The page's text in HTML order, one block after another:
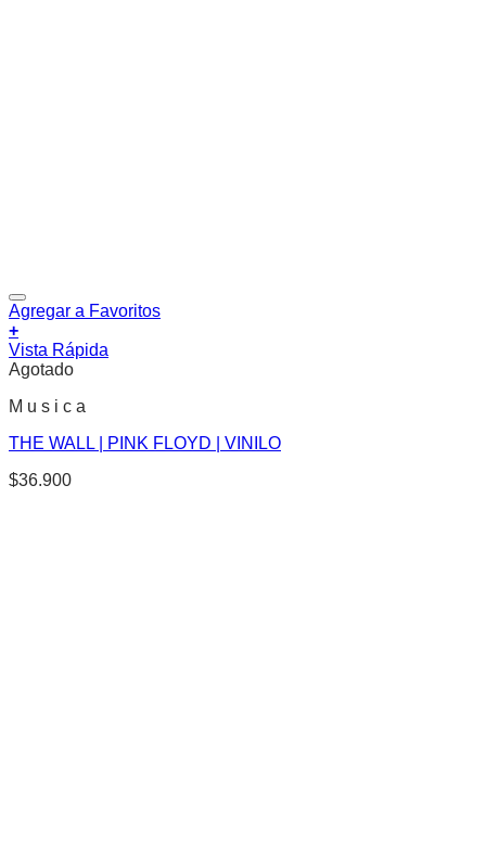
Agregar a Favoritos
+
Vista Rápida
Agotado
M u s i c a
THE WALL | PINK FLOYD | VINILO
$36.900